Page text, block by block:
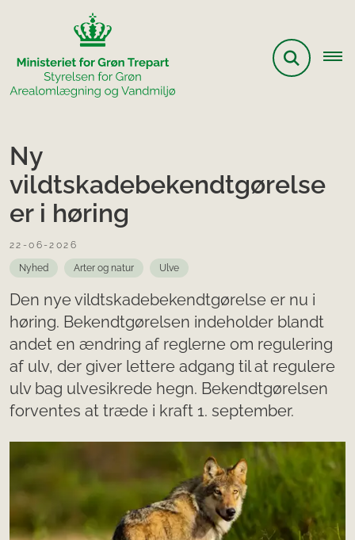
Ny
vildtskadebekendtgørelse
er i høring
22-06-2026
Nyhed Arter og natur Ulve
Den nye vildtskadebekendtgørelse er nu i
høring. Bekendtgørelsen indeholder blandt
andet en ændring af reglerne om regulering
af ulv, der giver lettere adgang til at regulere
ulv bag ulvesikrede hegn. Bekendtgørelsen
forventes at træde i kraft 1. september.